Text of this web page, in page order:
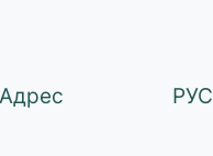
Адрес РУС